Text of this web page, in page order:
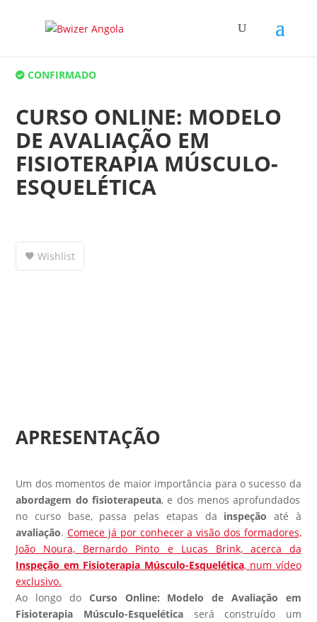
CONFIRMADO
CURSO ONLINE: MODELO
DE AVALIAÇÃO EM
FISIOTERAPIA MÚSCULO-
ESQUELÉTICA
Wishlist
APRESENTAÇÃO
Um dos momentos de maior importância para o sucesso da
abordagem do fisioterapeuta, e dos menos aprofundados
no curso base, passa pelas etapas da inspeção até à
avaliação.Comece já por conhecer a visão dos formadores,
João Noura, Bernardo Pinto e Lucas Brink, acerca da
Inspeção em Fisioterapia Músculo-Esquelética, num vídeo
exclusivo.
Ao longo do Curso Online: Modelo de Avaliação em
Fisioterapia Músculo-Esqueléticaserá construído um